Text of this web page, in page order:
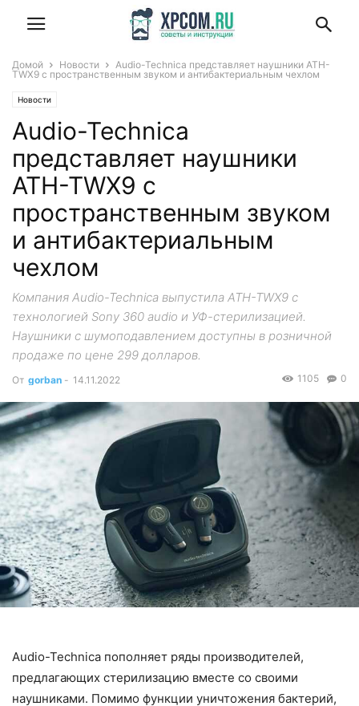
Домой Новости
Audio-Technica представляет наушники ATH-
TWX9 с пространственным звуком и антибактериальным чехлом
Новости
Audio-Technica
представляет наушники
ATH-TWX9 с
пространственным звуком
и антибактериальным
чехлом
Компания Audio-Technica выпустила ATH-TWX9 с
технологией Sony 360 audio и УФ-стерилизацией.
Наушники с шумоподавлением доступны в розничной
продаже по цене 299 долларов.
От gorban - 14.11.2022 0
1105
Audio-Technica пополняет ряды производителей,
предлагающих стерилизацию вместе со своими
наушниками. Помимо функции уничтожения бактерий,